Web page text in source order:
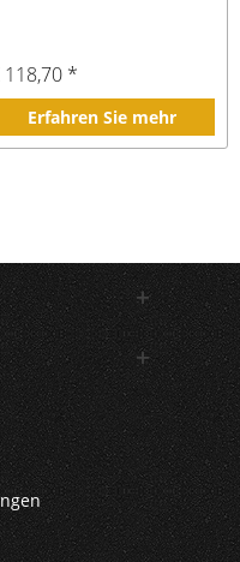
118,70 *
Erfahren Sie mehr